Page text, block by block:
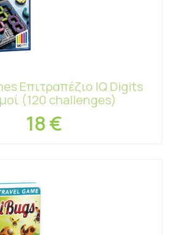
Επιτραπέζιο IQ Digits
(120 challenges)
18 €